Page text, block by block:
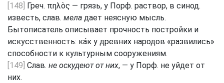
[148] Греч. πηλὸς — грязь, у Порф. раствор, в синод.
известь, слав. мела дает неясную мысль.
Бытописатель описывает прочность постройки и
искусственность: кáк у древних народов «развились»
способности к культурным сооружениям.
[149] Слав. не оскудеют от них, — у Порф. не уйдет от
них.